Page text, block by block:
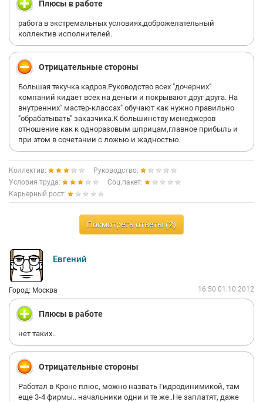
нравятся руководству,хотя за их зарплату и у нас народ бы
впахивал.
офисе - белая кость; к сотрудникам, действительно
добывающим деньги, работающим непосредственно с
потенциальными заказчиками, со стороны руководства
маркетологом, (отвечают за ведение клиентской базы),
сплошные препоны по закреплению за сотрудником больше
60 клиентов в месяц, дабы не перетрудиться при обработке
базы. Форма общения между сотрудниками на уровне
руководителей - сплошной ненорматив, короче
корпоративная культура как в казарме. Делайте выводы
сами...
Плюсы в работе
работа в экстремальных условиях.доброжелательный
коллектив исполнителей.
Отрицательные стороны
Большая текучка кадров.Руководство всех "дочерних"
компаний кидает всех на деньги и покрывают друг друга. На
внутренних" мастер-классах" обучают как нужно правильно
"обрабатывать" заказчика.К большинству менеджеров
отношение как к одноразовым шприцам,главное прибыль и
при этом в сочетании с ложью и жадностью.
Коллектив:
Руководство:
Условия труда:
Соц.пакет:
Карьерный рост:
Посмотреть ответы (2)
Евгений
Город: Москва 16:50 01.10.2012
Плюсы в работе
нет таких..
Отрицательные стороны
Работал в Кроне плюс, можно назвать Гидродинимикой, там
еще 3-4 фирмы.. начальники одни и те же..Не заплатят, даже